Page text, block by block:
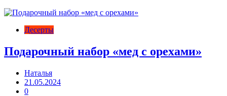
Десерты
Подарочный набор «мед с орехами»
Наталья
21.05.2024
0